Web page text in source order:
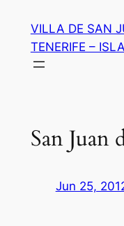
contenido
VILLA DE SAN
TENERIFE –
San Juan
Jun 25,